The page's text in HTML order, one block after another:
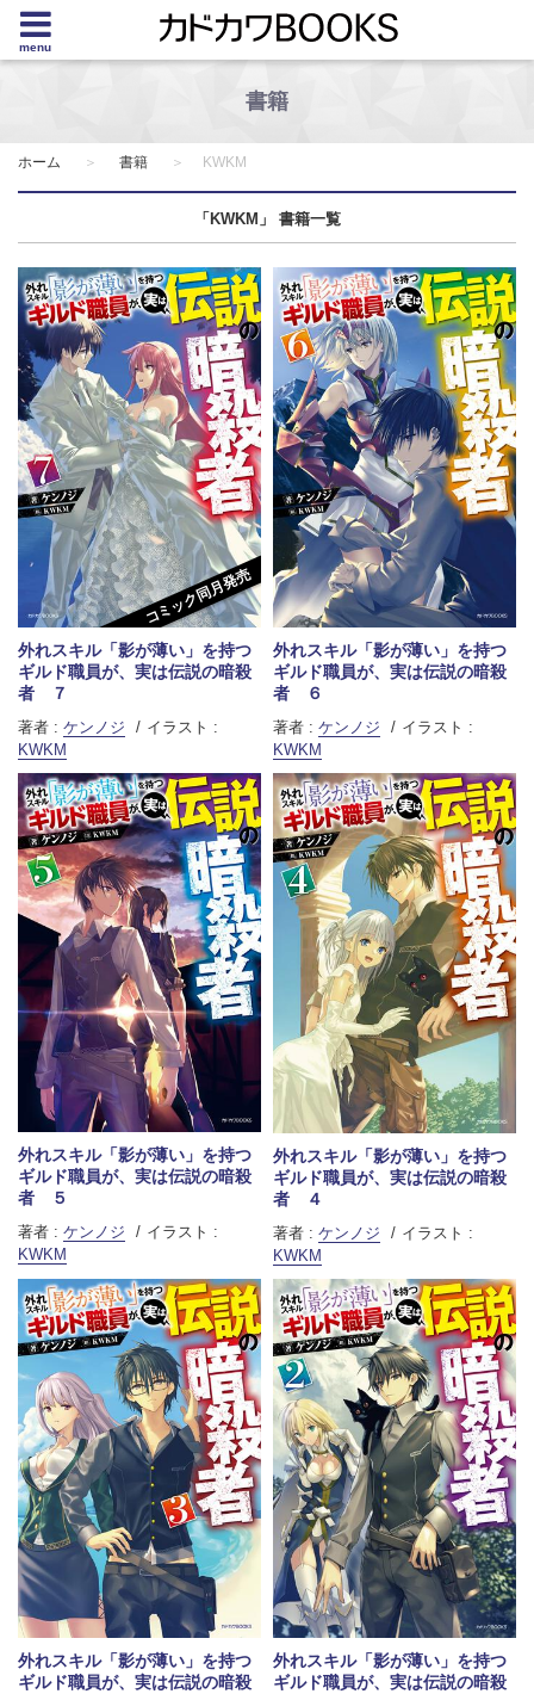
menu
書籍
ホーム 書籍 KWKM
「KWKM」 書籍一覧
コミック同月発売
外れスキル「影が薄い」を持つ
ギルド職員が、実は伝説の暗殺
者 ７
著者 : ケンノジ
イラスト :
KWKM
外れスキル「影が薄い」を持つ
ギルド職員が、実は伝説の暗殺
者 ６
著者 : ケンノジ
イラスト :
KWKM
外れスキル「影が薄い」を持つ
ギルド職員が、実は伝説の暗殺
者 ５
著者 : ケンノジ
イラスト :
KWKM
外れスキル「影が薄い」を持つ
ギルド職員が、実は伝説の暗殺
者 ４
著者 : ケンノジ
イラスト :
KWKM
外れスキル「影が薄い」を持つ
ギルド職員が、実は伝説の暗殺
外れスキル「影が薄い」を持つ
ギルド職員が、実は伝説の暗殺